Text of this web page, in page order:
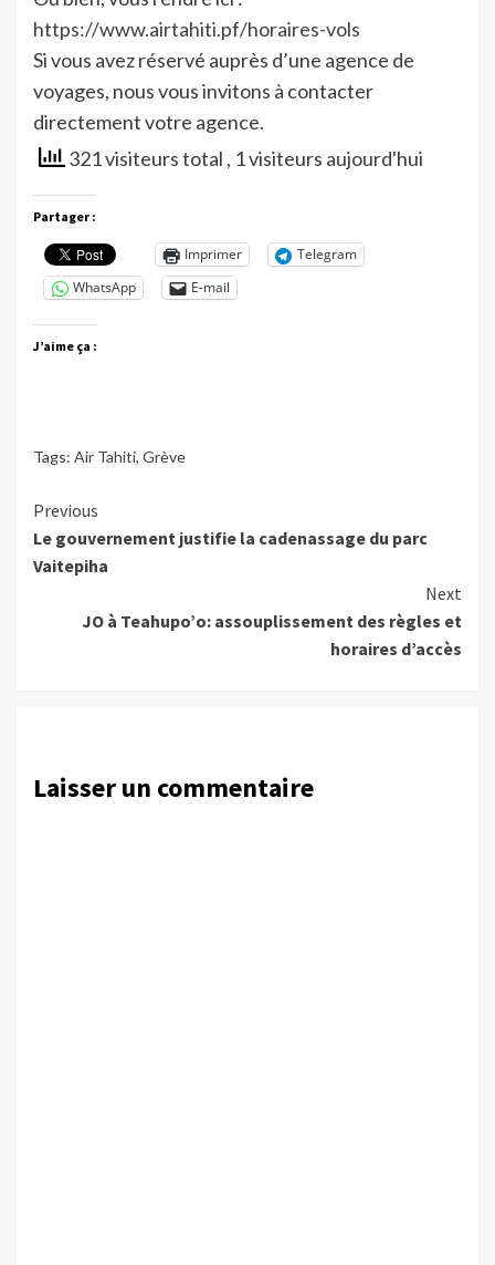
https://www.airtahiti.pf/horaires-vols
Si vous avez réservé auprès d’une agence de
voyages, nous vous invitons à contacter
directement votre agence.
321 visiteurs total , 1 visiteurs aujourd'hui
Partager :
Imprimer
Telegram
WhatsApp
E-mail
J’aime ça :
Tags: Air Tahiti, Grève
Continue
Reading
Previous
Le gouvernement justifie la cadenassage du parc
Vaitepiha
Next
JO à Teahupo’o: assouplissement des règles et
horaires d’accès
Laisser un commentaire